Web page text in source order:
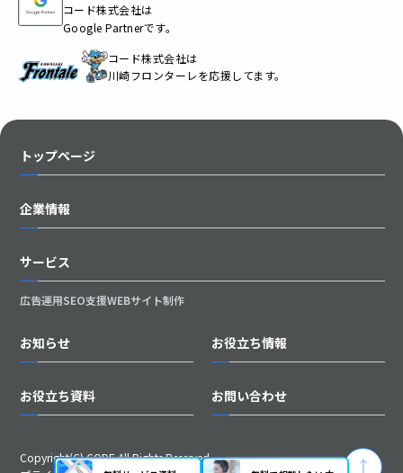
コード株式会社は
Google Partnerです。
コード株式会社は
川崎フロンターレを応援してます。
トップページ
企業情報
サービス
広告運用SEO支援WEBサイト制作
お知らせ お役立ち情報
お役立ち資料 お問い合わせ
Copyright(C) CODE All Rights Reserved.